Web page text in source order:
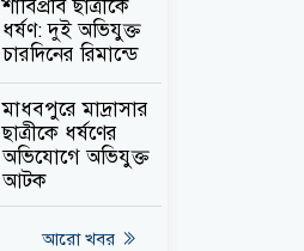
শাবিপ্রবি ছাত্রীকে
ধর্ষণ: দুই অভিযুক্ত
চারদিনের রিমান্ডে
মাধবপুরে মাদ্রাসার
ছাত্রীকে ধর্ষণের
অভিযোগে অভিযুক্ত
আটক
আরো খবর